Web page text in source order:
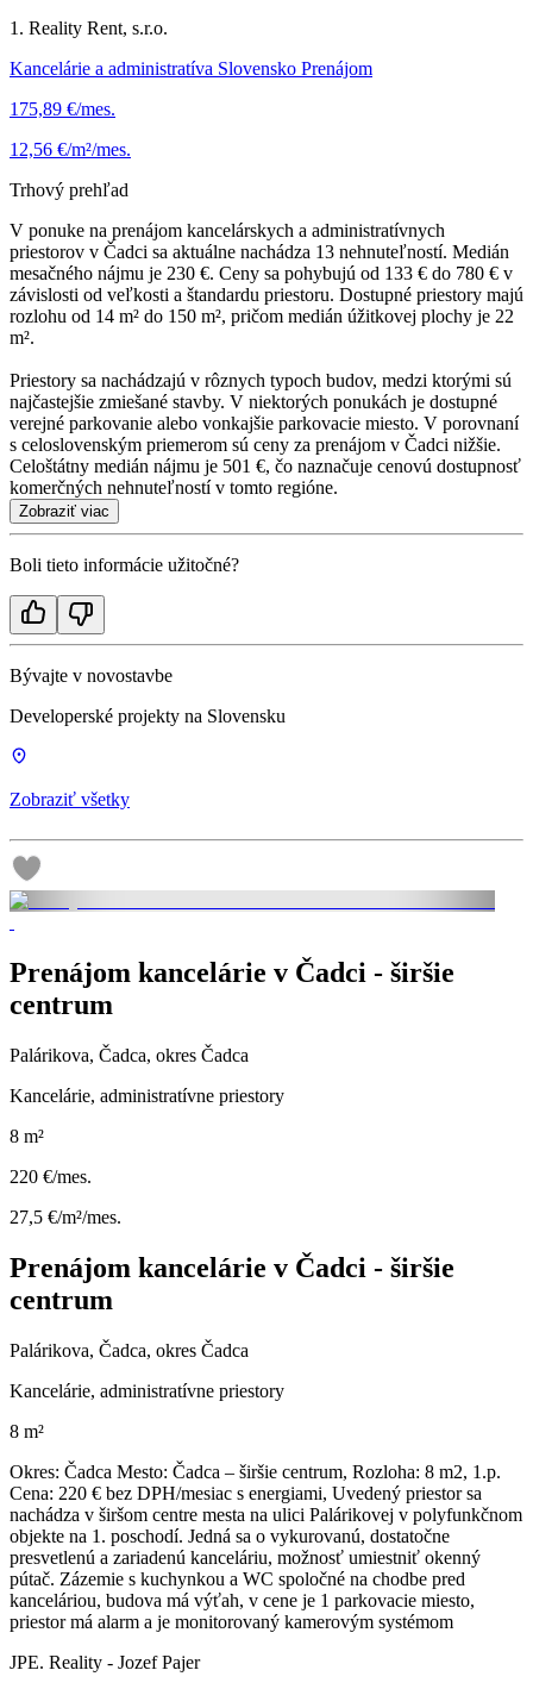
1. Reality Rent, s.r.o.
Kancelárie a administratíva Slovensko Prenájom
175,89 €/mes.
12,56 €/m²/mes.
Trhový prehľad
V ponuke na prenájom kancelárskych a administratívnych
priestorov v Čadci sa aktuálne nachádza 13 nehnuteľností. Medián
mesačného nájmu je 230 €. Ceny sa pohybujú od 133 € do 780 € v
závislosti od veľkosti a štandardu priestoru. Dostupné priestory majú
rozlohu od 14 m² do 150 m², pričom medián úžitkovej plochy je 22
m².
Priestory sa nachádzajú v rôznych typoch budov, medzi ktorými sú
najčastejšie zmiešané stavby. V niektorých ponukách je dostupné
verejné parkovanie alebo vonkajšie parkovacie miesto. V porovnaní
s celoslovenským priemerom sú ceny za prenájom v Čadci nižšie.
Celoštátny medián nájmu je 501 €, čo naznačuje cenovú dostupnosť
komerčných nehnuteľností v tomto regióne.
Zobraziť viac
Boli tieto informácie užitočné?
Bývajte v novostavbe
Developerské projekty na Slovensku
Zobraziť všetky
Prenájom kancelárie v Čadci - širšie
centrum
Palárikova, Čadca, okres Čadca
Kancelárie, administratívne priestory
8 m²
220 €/mes.
27,5 €/m²/mes.
Prenájom kancelárie v Čadci - širšie
centrum
Palárikova, Čadca, okres Čadca
Kancelárie, administratívne priestory
8 m²
Okres: Čadca Mesto: Čadca – širšie centrum, Rozloha: 8 m2, 1.p.
Cena: 220 € bez DPH/mesiac s energiami, Uvedený priestor sa
nachádza v širšom centre mesta na ulici Palárikovej v polyfunkčnom
objekte na 1. poschodí. Jedná sa o vykurovanú, dostatočne
presvetlenú a zariadenú kanceláriu, možnosť umiestniť okenný
pútač. Zázemie s kuchynkou a WC spoločné na chodbe pred
kanceláriou, budova má výťah, v cene je 1 parkovacie miesto,
priestor má alarm a je monitorovaný kamerovým systémom
JPE. Reality - Jozef Pajer